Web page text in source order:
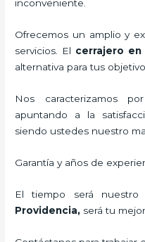
inconveniente.
Ofrecemos un amplio y
servicios. El cerrajero en
alternativa para tus
Nos caracterizamos
apuntando a la
siendo ustedes nuestro
Garantía y años de
El tiempo será
Providencia, será tu